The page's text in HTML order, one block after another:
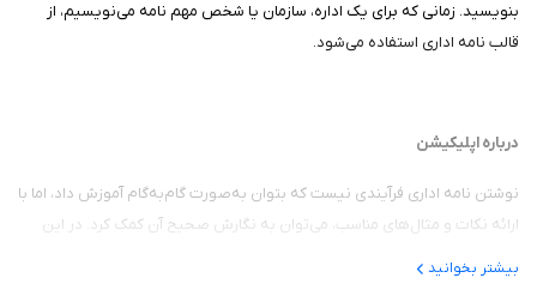
بنویسید. زمانی که برای یک اداره، سازمان یا شخص مهم نامه می‌نویسیم، از
قالب نامه اداری استفاده می‌شود.
درباره اپلیکیشن
نوشتن نامه اداری فرآیندی نیست که بتوان به‌صورت گام‌به‌گام آموزش داد، اما با
ارائه نکات و مثال‌های مناسب، می‌توان به نگارش صحیح آن کمک کرد. در این
بیشتر بخوانید